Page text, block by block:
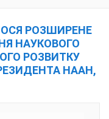
РОЗШИРЕНЕ
НАУКОВОГО
РОЗВИТКУ
НААН,